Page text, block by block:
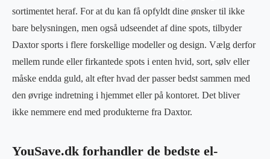
sortimentet heraf. For at du kan få opfyldt dine ønsker til ikke
bare belysningen, men også udseendet af dine spots, tilbyder
Daxtor sports i flere forskellige modeller og design. Vælg derfor
mellem runde eller firkantede spots i enten hvid, sort, sølv eller
måske endda guld, alt efter hvad der passer bedst sammen med
den øvrige indretning i hjemmet eller på kontoret. Det bliver
ikke nemmere end med produkterne fra Daxtor.
YouSave.dk forhandler de bedste el-